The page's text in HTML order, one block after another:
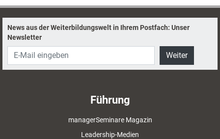
News aus der Weiterbildungswelt in Ihrem Postfach: Unser
Newsletter
Weiter
Führung
managerSeminare Magazin
Leadership-Medien